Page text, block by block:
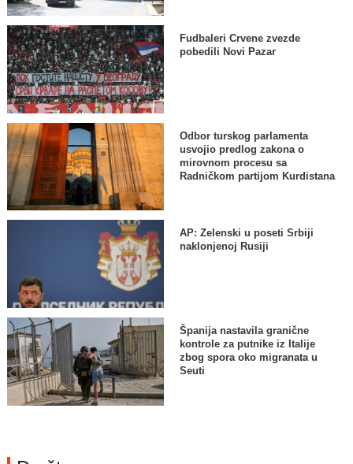
Fudbaleri Crvene zvezde
pobedili Novi Pazar
Odbor turskog parlamenta
usvojio predlog zakona o
mirovnom procesu sa
Radničkom partijom Kurdistana
AP: Zelenski u poseti Srbiji
naklonjenoj Rusiji
Španija nastavila granične
kontrole za putnike iz Italije
zbog spora oko migranata u
Seuti